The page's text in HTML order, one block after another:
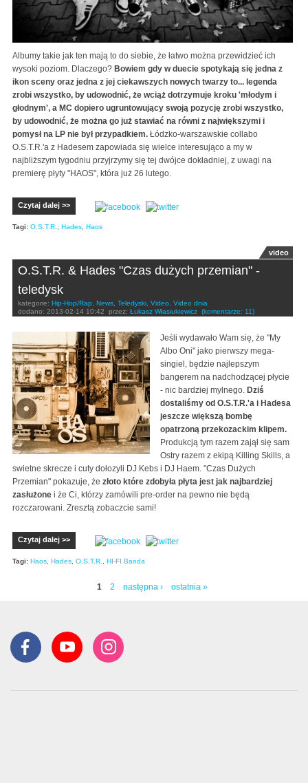
Albumy takie jak ten mają to do siebie, że łatwo można przewidzieć ich
wysoki poziom. Dlaczego? Bowiem gdy w duecie spotykają się jedna z
ikon sceny oraz jedna z jej ciekawszych nowych twarzy to... legenda
zrobi wszystko, by udowodnić, że wciąż dotrzymuje kroku 'młodym i
głodnym', a MC dopiero ugruntowujący swoją pozycję zrobi wszystko,
by udowodnić, że można go już stawiać na równi z największymi i
pomysł na LP nie był przypadkiem. Łódzko-warszawskie collabo
O.S.T.R.'a z Hadesem zapowiada się wielce interesująco a my w
najbliższym tygodniu przyjrzymy się tej dwójce dokładniej, z uwagi na
premierę płyty "HAOS", która już 26 lutego.
Czytaj dalej >>
Tagi: O.S.T.R. Hades Haos
video
O.S.T.R. & Hades "Czas dużych przemian" -
teledysk
kategorie: Hip-Hop/Rap News Teledyski Video
Video dnia
dodano: 2013-02-14 10:42 przez: Łukasz Własiukiewicz (komentarze: 11)
Jeśli wydawało Wam się, że "My
Albo Oni" jako pierwszy mega-
singiel, będzie najlepszym
bangerem na nadchodzącej płycie
- nic bardziej mylnego. Dziś
dostaliśmy od O.S.T.R.'a i Hadesa
jeszcze większą bombę
opatrzoną przekozackim klipem.
Produkcją tym razem zajął się sam
Ostry razem z ekipą Killing Skills, a
swietne skrecze i cuty dołozyli DJ Kebs i DJ Haem. "Czas Dużych
Przemian" pokazuje, że złoto które zdobyła płyta jest jak najbardziej
zasłużone i że Ci, którzy zamówili pre-order na pewno nie będą
rozczarowani. Zresztą zobaczcie sami!
Czytaj dalej >>
Tagi: Haos Hades O.S.T.R. HI-FI Banda
1 2 następna › ostatnia »